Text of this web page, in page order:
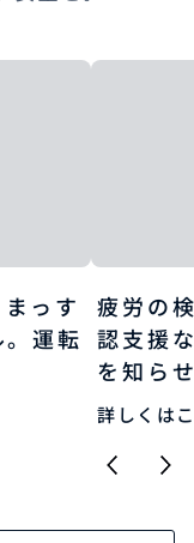
っす
運転
疲労の
認支援
を知ら
詳しくは